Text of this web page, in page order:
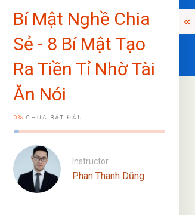
Bí Mật Nghề Chia
Sẻ - 8 Bí Mật Tạo
Ra Tiền Tỉ Nhờ Tài
Ăn Nói
0% CHƯA BẮT ĐẦU
Instructor
Phan Thanh Dũng